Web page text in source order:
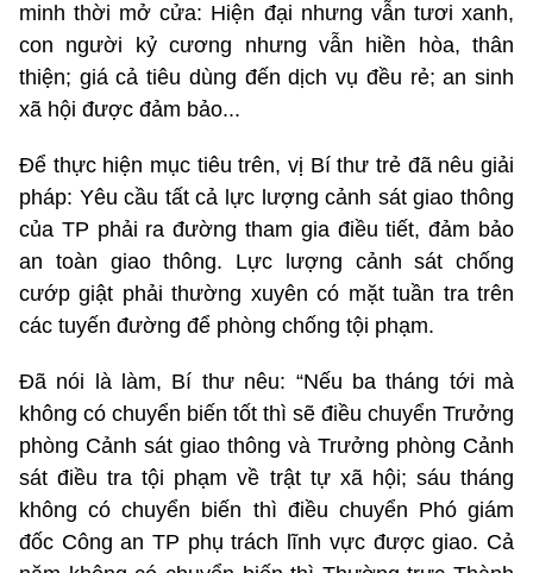
minh thời mở cửa: Hiện đại nhưng vẫn tươi xanh,
con người kỷ cương nhưng vẫn hiền hòa, thân
thiện; giá cả tiêu dùng đến dịch vụ đều rẻ; an sinh
xã hội được đảm bảo...
Để thực hiện mục tiêu trên, vị Bí thư trẻ đã nêu giải
pháp: Yêu cầu tất cả lực lượng cảnh sát giao thông
của TP phải ra đường tham gia điều tiết, đảm bảo
an toàn giao thông. Lực lượng cảnh sát chống
cướp giật phải thường xuyên có mặt tuần tra trên
các tuyến đường để phòng chống tội phạm.
Đã nói là làm, Bí thư nêu: “Nếu ba tháng tới mà
không có chuyển biến tốt thì sẽ điều chuyển Trưởng
phòng Cảnh sát giao thông và Trưởng phòng Cảnh
sát điều tra tội phạm về trật tự xã hội; sáu tháng
không có chuyển biến thì điều chuyển Phó giám
đốc Công an TP phụ trách lĩnh vực được giao. Cả